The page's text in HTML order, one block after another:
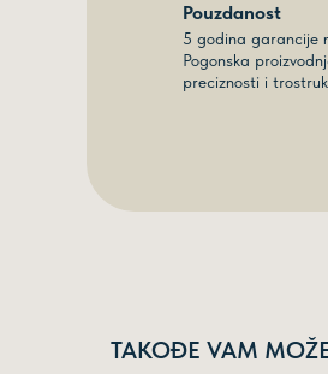
Pouzdanost
5 godina garancije
Pogonska
preciznosti i
TAKOĐE VAM